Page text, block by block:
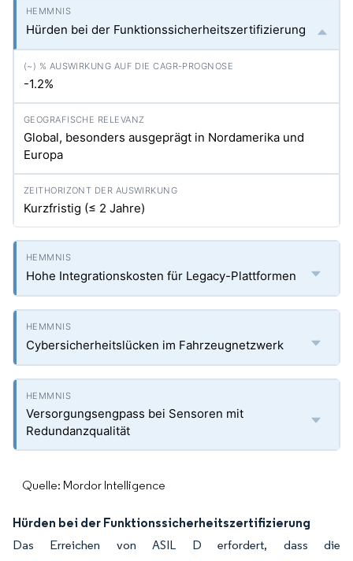
Hürden bei der Funktionssicherheitszertifizierung
-1.2%
Global, besonders ausgeprägt in Nordamerika und
Europa
Kurzfristig (≤ 2 Jahre)
Hohe Integrationskosten für Legacy-Plattformen
Cybersicherheitslücken im Fahrzeugnetzwerk
Versorgungsengpass bei Sensoren mit
Redundanzqualität
Quelle: Mordor Intelligence
Hürden bei der Funktionssicherheitszertifizierung
Das Erreichen von ASIL D erfordert, dass die